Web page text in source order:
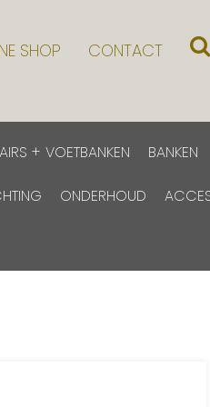
SHOP CONTACT
+ VOETBANKEN BANKEN
ONDERHOUD